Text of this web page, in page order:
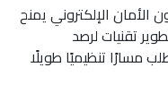
الإلكتروني يمنح
تقنيات لرصد
مسارًا تنظيميًا طويلًا